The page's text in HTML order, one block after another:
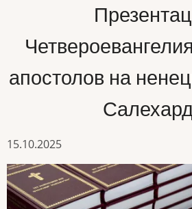
апостолов на
15.10.2025